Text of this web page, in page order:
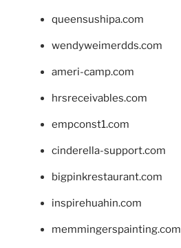
queensushipa.com
wendyweimerdds.com
ameri-camp.com
hrsreceivables.com
empconst1.com
cinderella-support.com
bigpinkrestaurant.com
inspirehuahin.com
memmingerspainting.com